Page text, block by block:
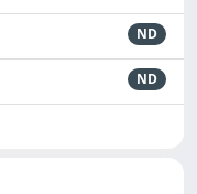
ND
ND